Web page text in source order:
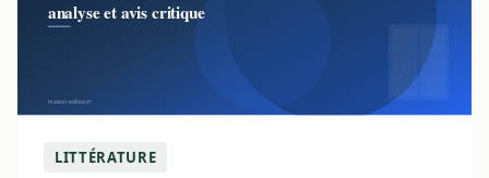
LITTÉRATURE